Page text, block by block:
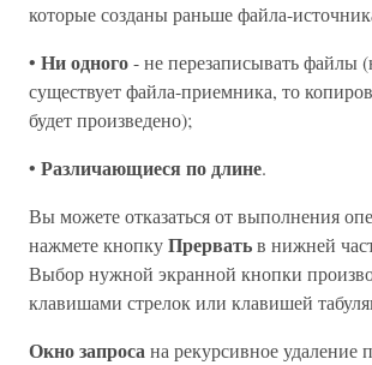
которые созданы раньше файла-
• Ни одного- не перезаписывать файлы
существует файла-приемника, то
будет произведено);
• Различающиеся по длине.
Вы можете отказаться от выполнения
нажмете кнопкуПрерватьв нижней
Выбор нужной экранной кнопки
клавишами стрелок или клавишей
Окно запросана рекурсивное удаление